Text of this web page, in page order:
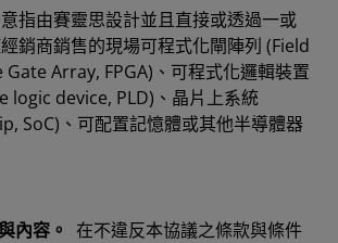
意指由賽靈思設計並且直接或透過一或
銷商銷售的現場可程式化閘陣列 (Field
Array, FPGA)、可程式化邏輯裝置
device, PLD)、晶片上系統
SoC)、可配置記憶體或其他半導體器
內容。 在不違反本協議之條款與條件